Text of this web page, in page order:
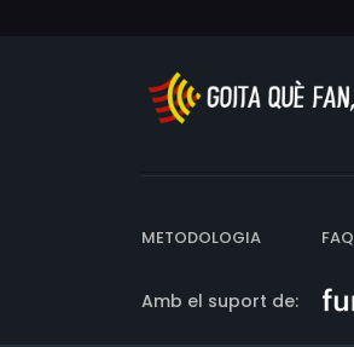
METODOLOGIA FAQ
Amb el suport de: